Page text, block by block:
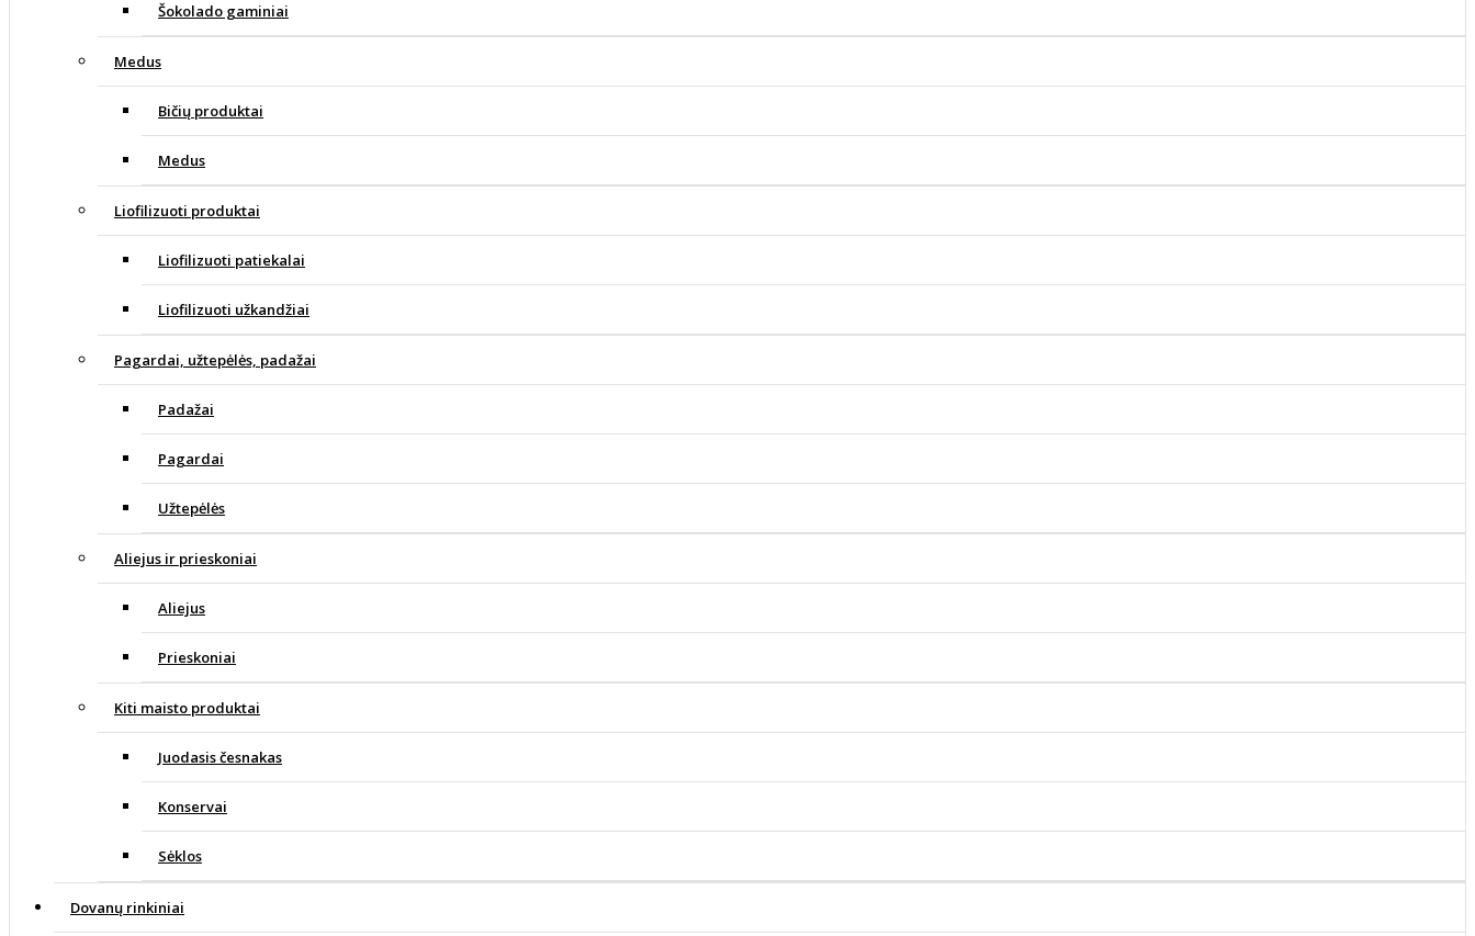
Šokolado gaminiai
Medus
Bičių produktai
Medus
Liofilizuoti produktai
Liofilizuoti patiekalai
Liofilizuoti užkandžiai
Pagardai, užtepėlės, padažai
Padažai
Pagardai
Užtepėlės
Aliejus ir prieskoniai
Aliejus
Prieskoniai
Kiti maisto produktai
Juodasis česnakas
Konservai
Sėklos
Dovanų rinkiniai